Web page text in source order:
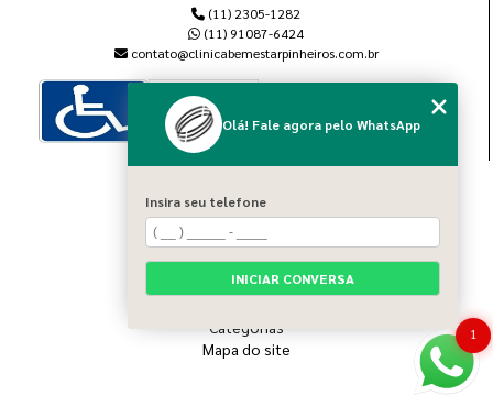
(11) 2305-1282
(11) 91087-6424
contato@clinicabemestarpinheiros.com.br
Home
Sobre nós
Blog
Serviços
Categorias
Mapa do site
1
Olá! Fale agora pelo WhatsApp
Insira seu telefone
INICIAR CONVERSA